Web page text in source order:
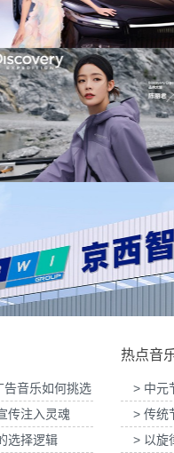
为中汇人寿三周年宣传项
为华为中国行2026山东站传
版权
为新希望乳业唐钱婷品牌代
为伊利宫酪中规格奶皮子酸
乐版权
音乐如何挑选
传注入灵魂
选择逻辑
热点音
> 中元
> 传统
> 以旋